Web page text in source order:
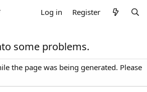
Log in Register
some problems.
the page was being generated. Please